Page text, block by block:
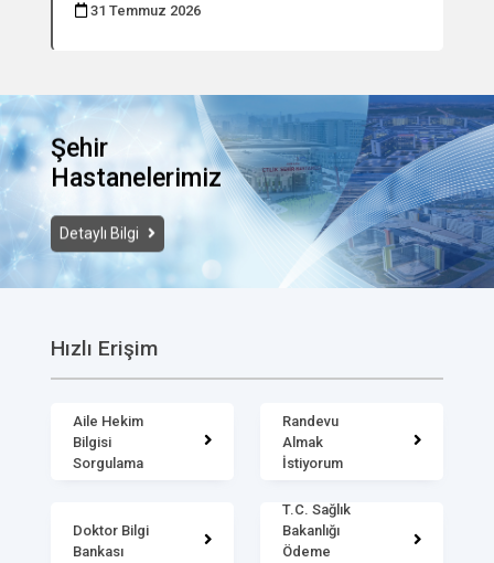
31 Temmuz 2026
Şehir
Hastanelerimiz
Detaylı Bilgi
Hızlı Erişim
Aile Hekim
Bilgisi
Sorgulama
Randevu
Almak
İstiyorum
Doktor Bilgi
Bankası
T.C. Sağlık
Bakanlığı
Ödeme